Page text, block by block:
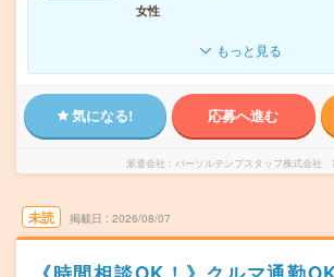
女性
もっと見る
気になる! 応募へ進む
派遣会社 パーソルテンプスタッフ株式会社
未読 掲載日 2026/08/07